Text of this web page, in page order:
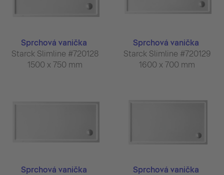
Sprchová vanička
Starck Slimline #720128
1500 x 750 mm
Sprchová vanička
Starck Slimline #720129
1600 x 700 mm
Sprchová vanička
Sprchová vanička